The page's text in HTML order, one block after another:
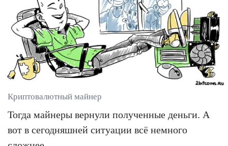
Криптовалютный майнер
Тогда майнеры вернули полученные деньги. А
вот в сегодняшней ситуации всё немного